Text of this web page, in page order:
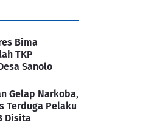
Bima
TKP
Sanolo
Gelap Narkoba,
Terduga Pelaku
Disita